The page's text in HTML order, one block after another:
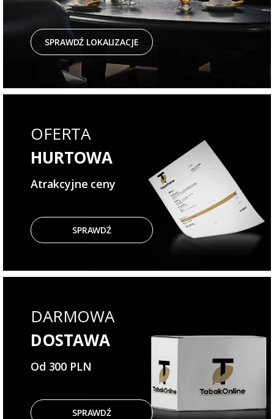
SPRAWDŹ LOKALIZACJE
OFERTA
HURTOWA
Atrakcyjne ceny
SPRAWDŹ
DARMOWA
DOSTAWA
Od 300 PLN
SPRAWDŹ